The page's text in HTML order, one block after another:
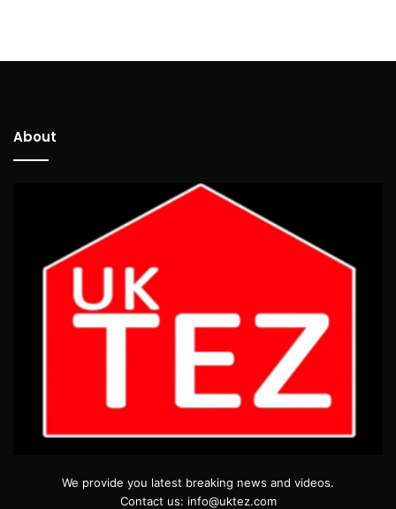
About
We provide you latest breaking news and videos.
Contact us: info@uktez.com